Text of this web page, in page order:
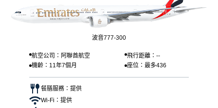
波音777-300
航空公司：阿聯酋航空
飛行距離：--
機齡：11年7個月
座位：最多436
餐膳服務：提供
Wi-Fi：提供